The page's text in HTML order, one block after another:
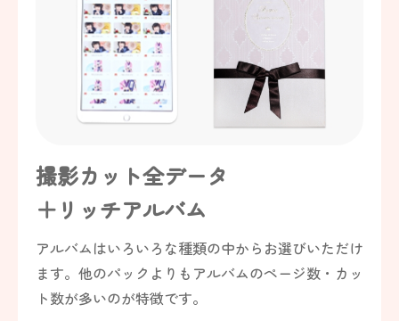
撮影カット全データ
＋リッチアルバム
アルバムはいろいろな種類の中からお選びいただけ
ます。他のパックよりもアルバムのページ数・カッ
ト数が多いのが特徴です。